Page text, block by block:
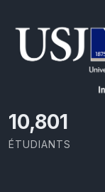
11,727
ÉTUDIANTS